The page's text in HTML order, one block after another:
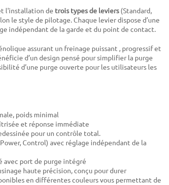
l'installation de trois types de leviers(Standard,
le style de pilotage. Chaque levier dispose d’une
indépendant de la garde et du point de contact.
assurant un freinage puissant , progressif et
d’un design pensé pour simplifier la purge
d’une purge ouverte pour les utilisateurs les
poids minimal
et réponse immédiate
pour un contrôle total.
Control) avec réglage indépendant de la
avec port de purge intégré
haute précision, conçu pour durer
en différentes couleurs vous permettant de